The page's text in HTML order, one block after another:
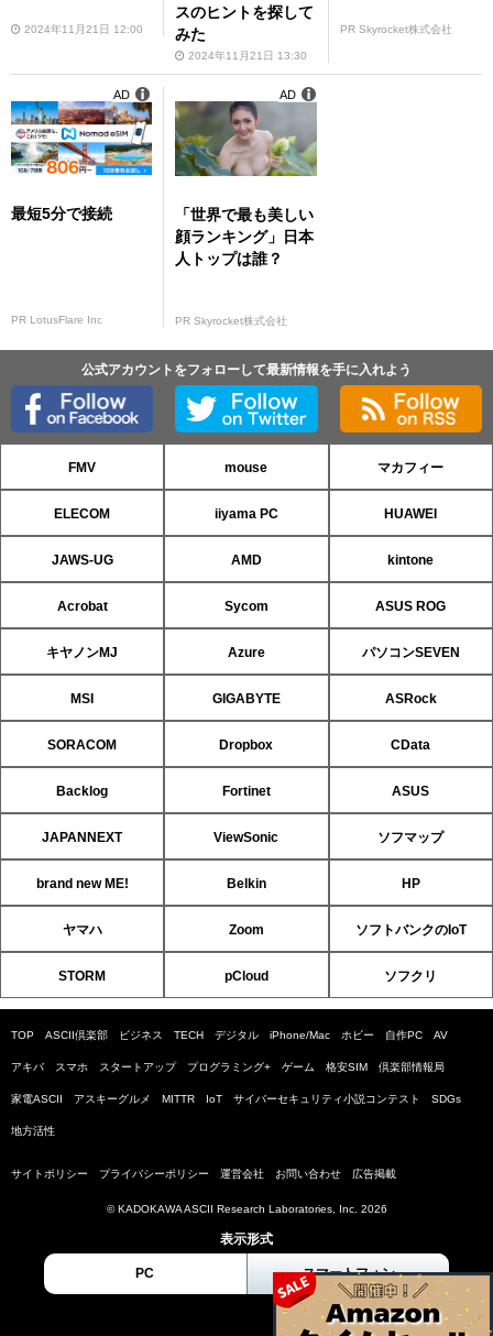
2024年11月21日 12:00
スのヒントを探して
みた
2024年11月21日 13:30
PR Skyrocket株式会社
最短5分で接続
PR LotusFlare Inc
AD
「世界で最も美しい
顔ランキング」日本
人トップは誰？
PR Skyrocket株式会社
AD
公式アカウントをフォローして最新情報を手に入れよう
FMV mouse マカフィー
ELECOM iiyama PC HUAWEI
JAWS-UG AMD kintone
Acrobat Sycom ASUS ROG
キヤノンMJ Azure パソコンSEVEN
MSI GIGABYTE ASRock
SORACOM Dropbox CData
Backlog Fortinet ASUS
JAPANNEXT ViewSonic ソフマップ
brand new ME! Belkin HP
ヤマハ Zoom ソフトバンクのIoT
STORM pCloud ソフクリ
TOP ASCII倶楽部 ビジネス TECH デジタル iPhone/Mac ホビー 自作PC AV
アキバ スマホ スタートアップ プログラミング+ ゲーム 格安SIM 倶楽部情報局
家電ASCII アスキーグルメ MITTR IoT サイバーセキュリティ小説コンテスト SDGs
地方活性
サイトポリシー プライバシーポリシー 運営会社 お問い合わせ 広告掲載
© KADOKAWA ASCII Research Laboratories, Inc. 2026
表示形式
PC スマートフォン